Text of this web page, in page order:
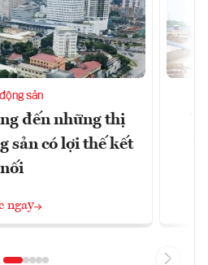
sản
đến những thị
sản có lợi thế kết
nối
ngay